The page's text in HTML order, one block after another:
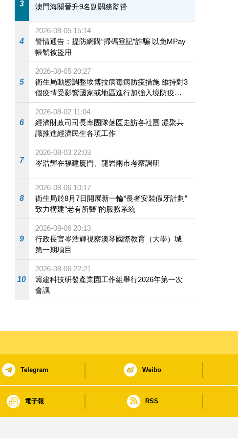
3 澳門海關晉升9名副關務監督
4
2026-08-05 15:14
警情通告：提防網購“掃碼登記”詐騙 以免MPay
帳號被盜用
5
2026-08-05 20:27
衛生局動態調整埃博拉病毒病防疫措施 維持對3
個疫情受影響國家或地區進行加強入境防疫措
施
6
2026-08-02 11:04
經濟財政司司長率團隊落區走訪各社團 凝聚共
識推進經濟民生各項工作
7
2026-08-03 22:03
岑浩輝在福建廈門、龍岩兩市考察調研
8
2026-08-06 10:17
衛生局於8月7日開展新一輪“長者安裝假牙計劃”
致力構建“老有所醫”的服務系統
9
2026-08-06 20:13
行政長官岑浩輝視察澳琴國際教育（大學）城
第一期項目
10
2026-08-06 22:21
籌建科技研發產業園工作組舉行2026年第一次
會議
Telegram Weibo
電子報 RSS